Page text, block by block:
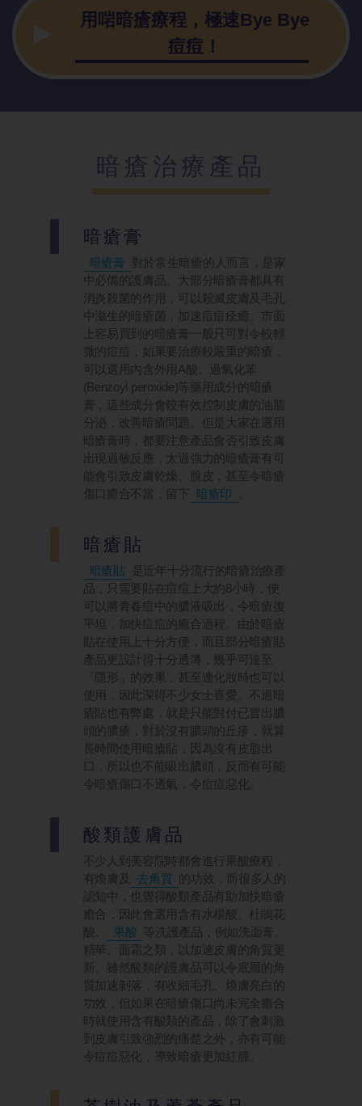
用啱暗瘡療程，極速Bye Bye
痘痘！
暗瘡治療產品
暗瘡膏
暗瘡膏 對於常生暗瘡的人而言，是家
中必備的護膚品。大部分暗瘡膏都具有
消炎殺菌的作用，可以殺滅皮膚及毛孔
中滋生的暗瘡菌，加速痘痘痊癒。市面
上容易買到的暗瘡膏一般只可對令較輕
微的痘痘，如果要治療較嚴重的暗瘡，
可以選用內含外用A酸、過氧化苯
(Benzoyl peroxide)等藥用成分的暗瘡
膏，這些成分會較有效控制皮膚的油脂
分泌，改善暗瘡問題。但是大家在選用
暗瘡膏時，都要注意產品會否引致皮膚
出現過敏反應，太過強力的暗瘡膏有可
能會引致皮膚乾燥、脫皮，甚至令暗瘡
傷口癒合不當，留下
暗瘡印
暗瘡貼
暗瘡貼
是近年十分流行的暗瘡治療產
品，只需要貼在痘痘上大約8小時，便
可以將青春痘中的膿液吸出，令暗瘡復
平坦，加快痘痘的癒合過程。由於暗瘡
貼在使用上十分方便，而且部分暗瘡貼
產品更設計得十分透薄，幾乎可達至
「隱形」的效果，甚至連化妝時也可以
使用，因此深得不少女士喜愛。不過暗
瘡貼也有弊處，就是只能對付已冒出膿
頭的膿瘡，對於沒有膿頭的丘疹，就算
長時間使用暗瘡貼，因為沒有皮脂出
口，所以也不能吸出膿頭，反而有可能
令暗瘡傷口不透氣，令痘痘惡化。
酸類護膚品
不少人到美容院時都會進行果酸療程，
有煥膚及
去角質 的功效，而很多人的
認知中，也覺得酸類產品有助加快暗瘡
癒合，因此會選用含有水楊酸、杜鵑花
酸、
果酸
等洗護產品，例如洗面膏、
精華、面霜之類，以加速皮膚的角質更
新。雖然酸類的護膚品可以令底層的角
質加速剝落，有收細毛孔、煥膚亮白的
功效，但如果在暗瘡傷口尚未完全癒合
時就使用含有酸類的產品，除了會刺激
到皮膚引致強烈的痛楚之外，亦有可能
令痘痘惡化，導致暗瘡更加紅腫。